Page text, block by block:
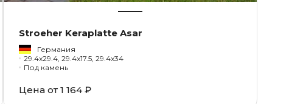
Stroeher Keraplatte Asar
Германия
29.4x29.4, 29.4x17.5, 29.4x34
Под камень
Цена от 1 164 ₽